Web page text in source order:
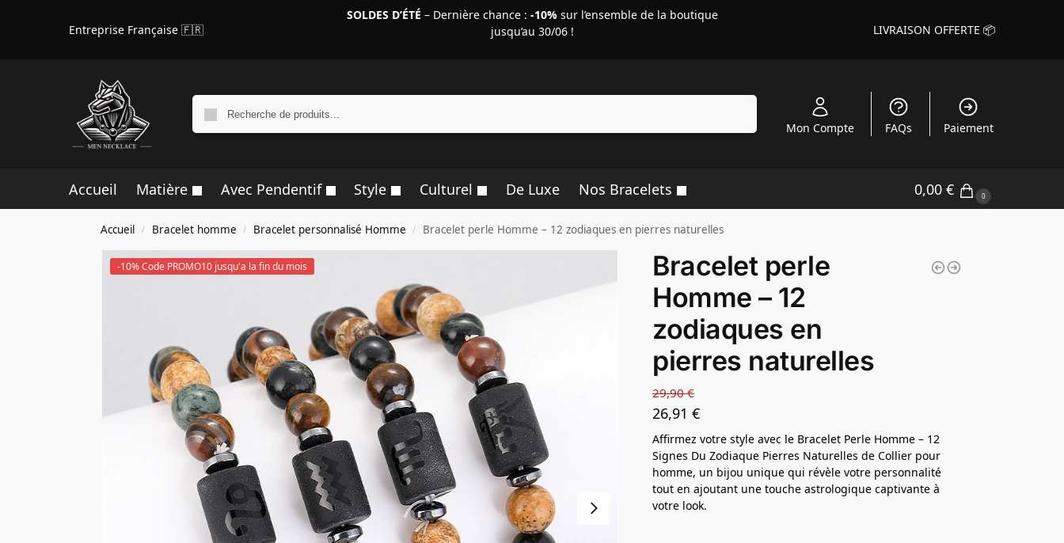
Entreprise Française 🇫🇷
SOLDES D’ÉTÉ – Dernière chance : -10%sur l’ensemble de la boutique
jusqu’au 30/06 !
LIVRAISON OFFERTE 📦
Mon Compte FAQs Paiement
Accueil Matière Avec Pendentif Style Culturel De Luxe Nos Bracelets 0,00 € 0
Accueil / Bracelet homme / Bracelet personnalisé Homme / Bracelet perle Homme – 12 zodiaques en pierres naturelles
-10% Code PROMO10 jusqu'a la fin du mois
Bracelet perle
Homme – 12
zodiaques en
pierres naturelles
29,90€
26,91€
Affirmez votre style avec le Bracelet Perle Homme – 12
Signes Du Zodiaque Pierres Naturelles de Collier pour
homme, un bijou unique qui révèle votre personnalité
tout en ajoutant une touche astrologique captivante à
votre look.